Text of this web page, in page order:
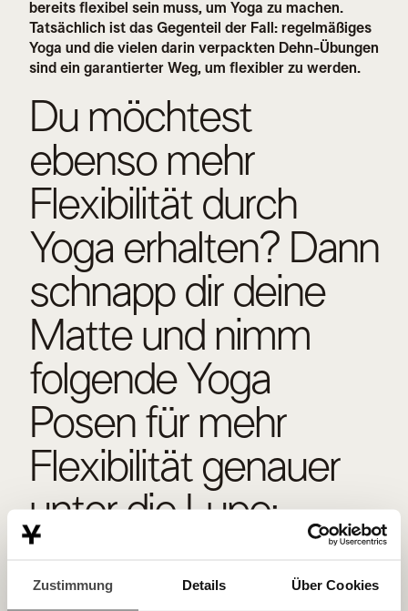
Zustimmung Details Über Cookies
bereits flexibel sein muss, um Yoga zu machen.
Tatsächlich ist das Gegenteil der Fall: regelmäßiges
Yoga und die vielen darin verpackten Dehn-Übungen
sind ein garantierter Weg, um flexibler zu werden.
Du möchtest
ebenso mehr
Flexibilität durch
Yoga erhalten? Dann
schnapp dir deine
Matte und nimm
folgende Yoga
Posen für mehr
Flexibilität genauer
unter die Lupe:
Die Katze-Kuh-Haltung ist eine der wichtigsten